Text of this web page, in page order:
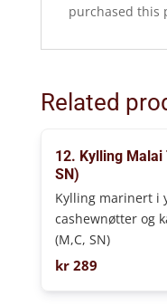
purchased this
Related
12. Kylling Malai
SN)
Kylling marinert i
cashewnøtter og
(M,C, SN)
kr289